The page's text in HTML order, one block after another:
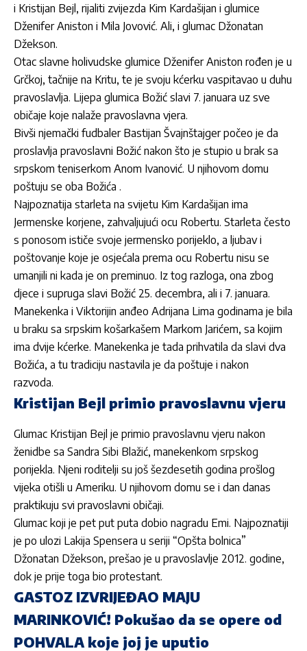
i Kristijan Bejl, rijaliti zvijezda Kim Kardašijan i glumice
Dženifer Aniston i Mila Jovović. Ali, i glumac Džonatan
Džekson.
Otac slavne holivudske glumice Dženifer Aniston rođen je u
Grčkoj, tačnije na Kritu, te je svoju kćerku vaspitavao u duhu
pravoslavlja. Lijepa glumica Božić slavi 7. januara uz sve
običaje koje nalaže pravoslavna vjera.
Bivši njemački fudbaler Bastijan Švajnštajger počeo je da
proslavlja pravoslavni Božić nakon što je stupio u brak sa
srpskom teniserkom Anom Ivanović. U njihovom domu
poštuju se oba Božića .
Najpoznatija starleta na svijetu Kim Kardašijan ima
Jermenske korjene, zahvaljujući ocu Robertu. Starleta često
s ponosom ističe svoje jermensko porijeklo, a ljubav i
poštovanje koje je osjećala prema ocu Robertu nisu se
umanjili ni kada je on preminuo. Iz tog razloga, ona zbog
djece i supruga slavi Božić 25. decembra, ali i 7. januara.
Manekenka i Viktorijin anđeo Adrijana Lima godinama je bila
u braku sa srpskim košarkašem Markom Jarićem, sa kojim
ima dvije kćerke. Manekenka je tada prihvatila da slavi dva
Božića, a tu tradiciju nastavila je da poštuje i nakon
razvoda.
Kristijan Bejl primio pravoslavnu vjeru
Glumac Kristijan Bejl je primio pravoslavnu vjeru nakon
ženidbe sa Sandra Sibi Blažić, manekenkom srpskog
porijekla. Njeni roditelji su još šezdesetih godina prošlog
vijeka otišli u Ameriku. U njihovom domu se i dan danas
praktikuju svi pravoslavni običaji.
Glumac koji je pet put puta dobio nagradu Emi. Najpoznatiji
je po ulozi Lakija Spensera u seriji “Opšta bolnica”
Džonatan Džekson, prešao je u pravoslavlje 2012. godine,
dok je prije toga bio protestant.
GASTOZ IZVRIJEĐAO MAJU
MARINKOVIĆ! Pokušao da se opere od
POHVALA koje joj je uputio